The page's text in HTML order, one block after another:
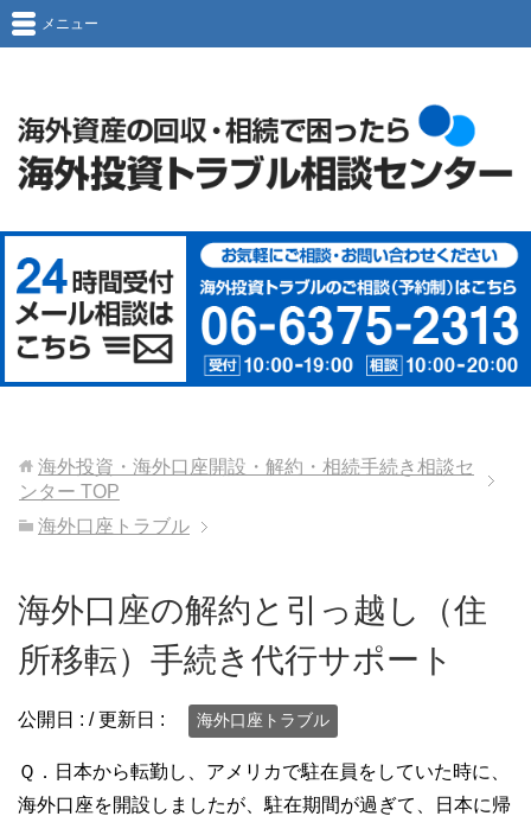
メニュー
海外投資・海外口座開設・解約・相続手続き相談セ
ンター TOP
海外口座トラブル
海外口座の解約と引っ越し（住
所移転）手続き代行サポート
公開日 : / 更新日 : 海外口座トラブル
Ｑ．日本から転勤し、アメリカで駐在員をしていた時に、
海外口座を開設しましたが、駐在期間が過ぎて、日本に帰